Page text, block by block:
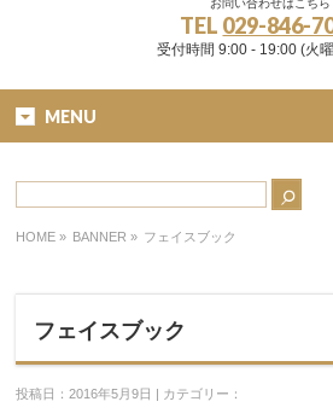
お問い合わせはこちら
TEL 029-846-
受付時間 9:00 - 19:00 (火
MENU
HOME » BANNER » フェイスブック
フェイスブック
投稿日：2016年5月9日 | カテゴリー：